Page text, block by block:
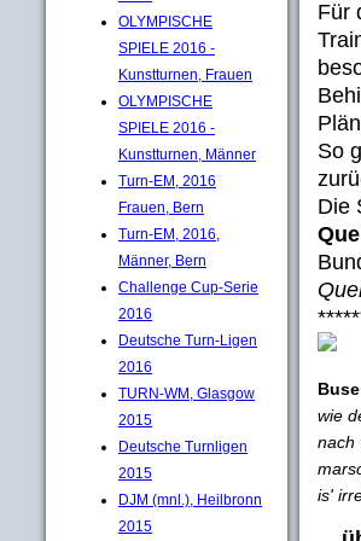
OLYMPISCHE
SPIELE 2016 -
Kunstturnen, Frauen
OLYMPISCHE
SPIELE 2016 -
Kunstturnen, Männer
Turn-EM, 2016
Frauen, Bern
Turn-EM, 2016,
Männer, Bern
Challenge Cup-Serie
2016
Deutsche Turn-Ligen
2016
TURN-WM, Glasgow
2015
Deutsche Turnligen
2015
DJM (mnl.), Heilbronn
2015
Für
So
Die
wie
nach
is'